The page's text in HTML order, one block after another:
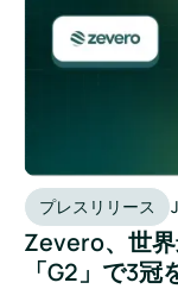
プレスリリース
Zevero、世
「G2」で3冠